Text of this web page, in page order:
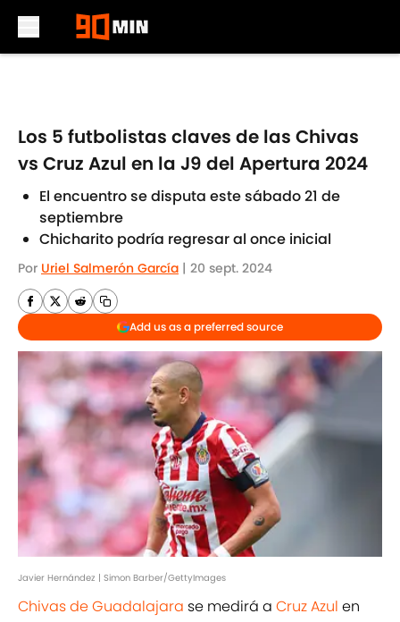
Los 5 futbolistas claves de las Chivas
vs Cruz Azul en la J9 del Apertura 2024
El encuentro se disputa este sábado 21 de
septiembre
Chicharito podría regresar al once inicial
Por Uriel Salmerón García | 20 sept. 2024
Add us as a preferred source
Javier Hernández | Simon Barber/GettyImages
Chivas de Guadalajara se medirá a Cruz Azul en